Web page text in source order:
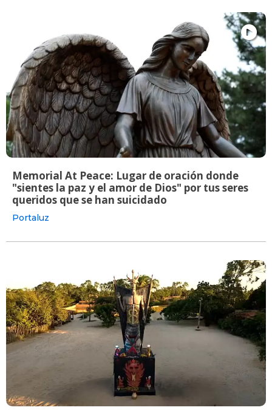
Memorial At Peace: Lugar de oración donde
"sientes la paz y el amor de Dios" por tus seres
queridos que se han suicidado
Portaluz